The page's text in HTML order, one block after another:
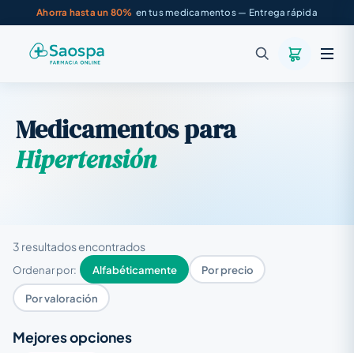
Ahorra hasta un 80% en tus medicamentos — Entrega rápida
Medicamentos para
Hipertensión
3 resultados encontrados
Ordenar por: Alfabéticamente Por precio
Por valoración
Mejores opciones